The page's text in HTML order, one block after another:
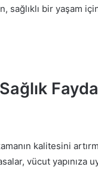
sağlıklı bir yaşam
kalitesini
vücut yapınıza